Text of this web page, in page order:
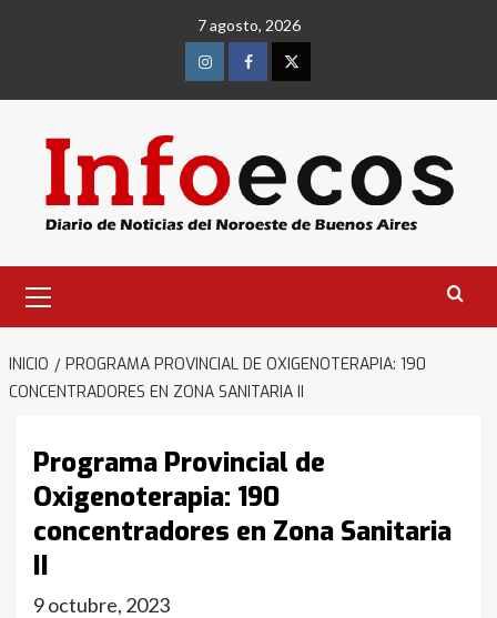
7 agosto, 2026
InstagramFacebookTwitter
primario
INICIO
PROGRAMA PROVINCIAL DE OXIGENOTERAPIA: 190
CONCENTRADORES EN ZONA SANITARIA II
Programa Provincial de
Oxigenoterapia: 190
concentradores en Zona Sanitaria
II
9 octubre, 2023